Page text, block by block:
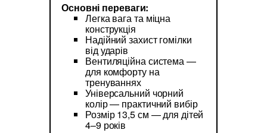
Основні переваги:
Легка вага та міцна
конструкція
Надійний захист гомілки
від ударів
Вентиляційна система —
для комфорту на
тренуваннях
Універсальний чорний
колір — практичний вибір
Розмір 13,5 см — для дітей
4–9 років